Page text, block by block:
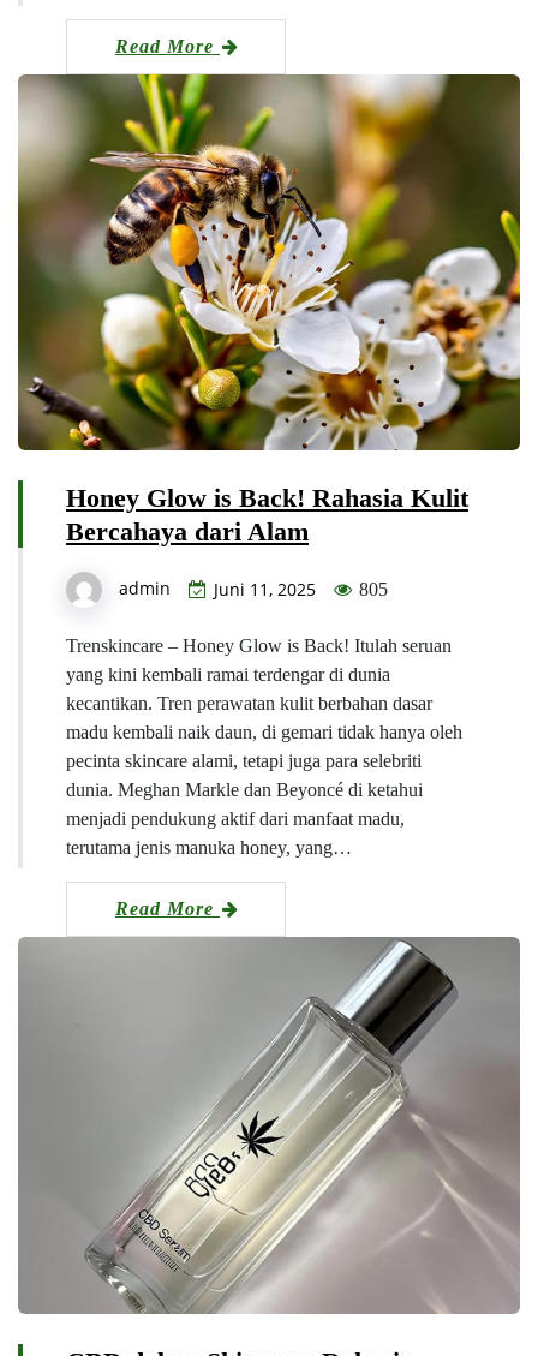
Read More
Honey Glow is Back! Rahasia Kulit
Bercahaya dari Alam
admin Juni 11, 2025 805
Trenskincare – Honey Glow is Back! Itulah seruan
yang kini kembali ramai terdengar di dunia
kecantikan. Tren perawatan kulit berbahan dasar
madu kembali naik daun, di gemari tidak hanya oleh
pecinta skincare alami, tetapi juga para selebriti
dunia. Meghan Markle dan Beyoncé di ketahui
menjadi pendukung aktif dari manfaat madu,
terutama jenis manuka honey, yang…
Read More